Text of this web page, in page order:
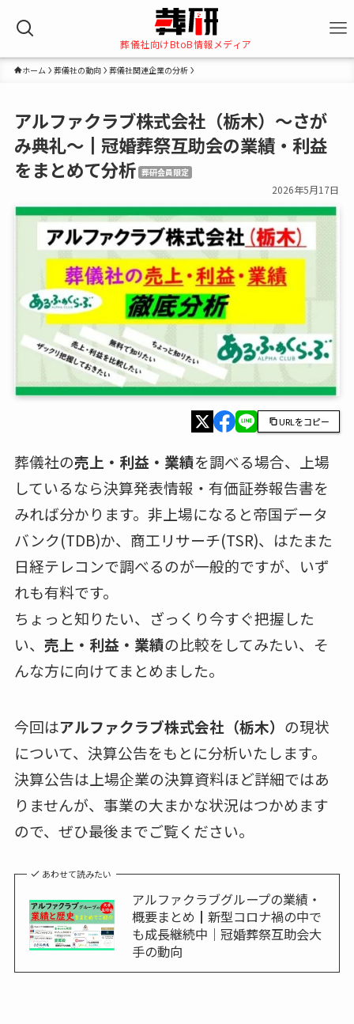
葬儀社向けBtoB情報メディア
ホーム 葬儀社の動向 葬儀社関連企業の分析
アルファクラブ株式会社（栃木）～さが
み典礼～┃冠婚葬祭互助会の業績・利益
をまとめて分析 葬研会員限定
2026年5月17日
URLをコピー
葬儀社の売上・利益・業績を調べる場合、上場
しているなら決算発表情報・有価証券報告書を
みれば分かります。非上場になると帝国データ
バンク(TDB)か、商工リサーチ(TSR)、はたまた
日経テレコンで調べるのが一般的ですが、いず
れも有料です。
ちょっと知りたい、ざっくり今すぐ把握した
い、 売上・利益・業績の比較をしてみたい、そ
んな方に向けてまとめました。
今回はアルファクラブ株式会社（栃木） の現状
について、決算公告をもとに分析いたします。
決算公告は上場企業の決算資料ほど詳細ではあ
りませんが、事業の大まかな状況はつかめます
ので、ぜひ最後までご覧ください。
あわせて読みたい
アルファクラブグループの業績・
概要まとめ┃新型コロナ禍の中で
も成長継続中｜冠婚葬祭互助会大
手の動向